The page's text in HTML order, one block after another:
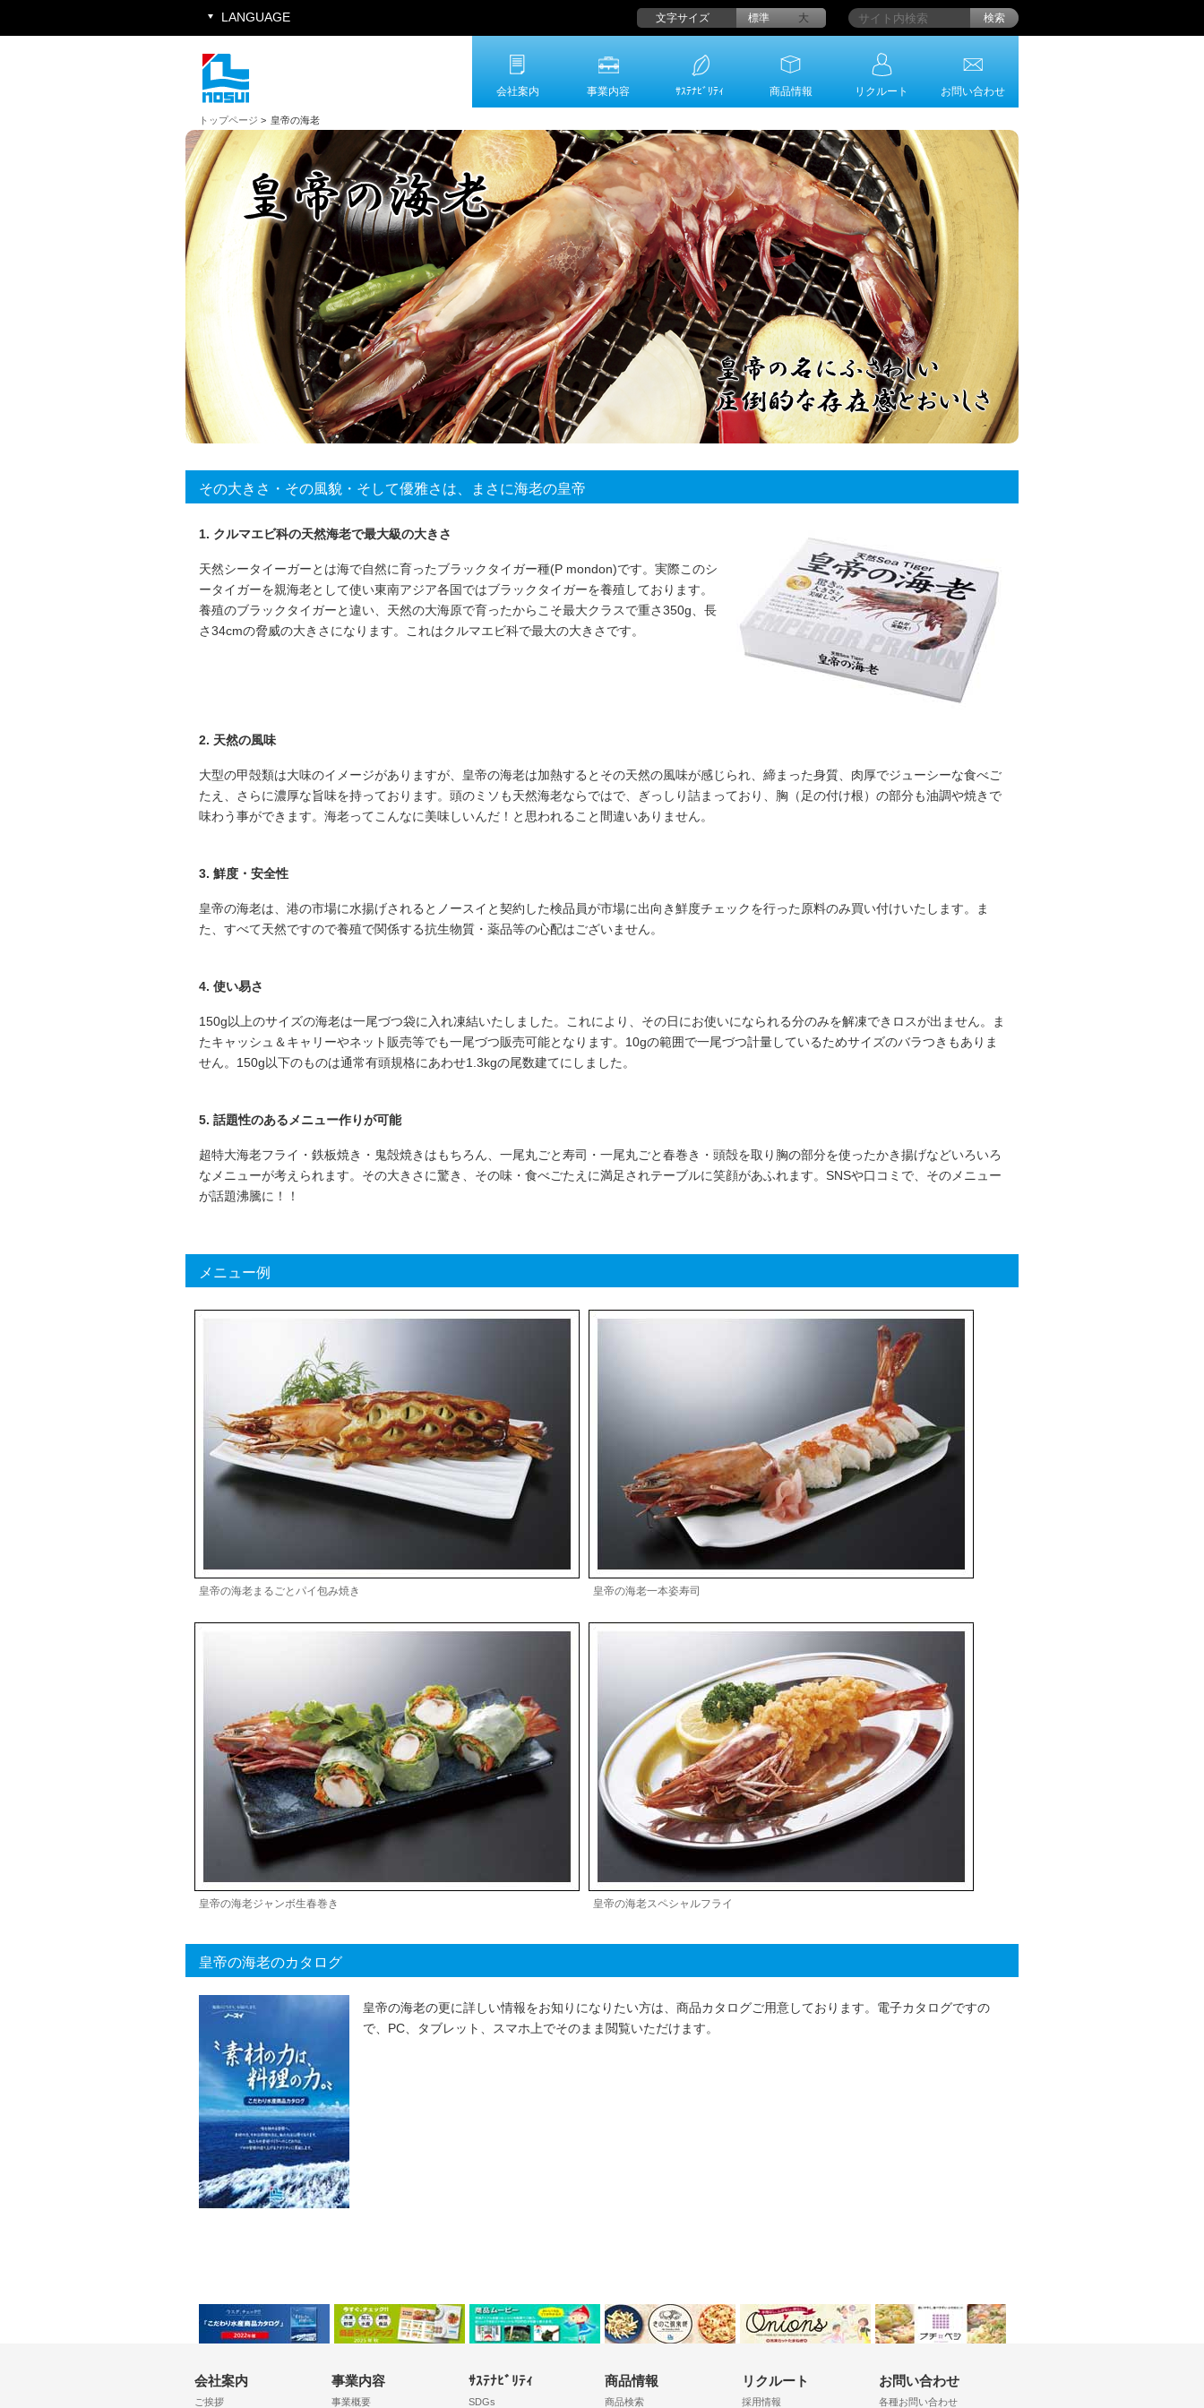
会社案内 事業内容 ｻｽﾃﾅﾋﾞﾘﾃｨ 商品情報 リクルート お問い合わせ
トップページ > 皇帝の海老
その大きさ・その風貌・そして優雅さは、まさに海老の皇帝
1. クルマエビ科の天然海老で最大級の大きさ
天然シータイーガーとは海で自然に育ったブラックタイガー種(P mondon)です。実際このシ
ータイガーを親海老として使い東南アジア各国ではブラックタイガーを養殖しております。
養殖のブラックタイガーと違い、天然の大海原で育ったからこそ最大クラスで重さ350g、長
さ34cmの脅威の大きさになります。これはクルマエビ科で最大の大きさです。
2. 天然の風味
大型の甲殻類は大味のイメージがありますが、皇帝の海老は加熱するとその天然の風味が感じられ、締まった身質、肉厚でジューシーな食べご
たえ、さらに濃厚な旨味を持っております。頭のミソも天然海老ならではで、ぎっしり詰まっており、胸（足の付け根）の部分も油調や焼きで
味わう事ができます。海老ってこんなに美味しいんだ！と思われること間違いありません。
3. 鮮度・安全性
皇帝の海老は、港の市場に水揚げされるとノースイと契約した検品員が市場に出向き鮮度チェックを行った原料のみ買い付けいたします。ま
た、すべて天然ですので養殖で関係する抗生物質・薬品等の心配はございません。
4. 使い易さ
150g以上のサイズの海老は一尾づつ袋に入れ凍結いたしました。これにより、その日にお使いになられる分のみを解凍できロスが出ません。ま
たキャッシュ＆キャリーやネット販売等でも一尾づつ販売可能となります。10gの範囲で一尾づつ計量しているためサイズのバラつきもありま
せん。150g以下のものは通常有頭規格にあわせ1.3kgの尾数建てにしました。
5. 話題性のあるメニュー作りが可能
超特大海老フライ・鉄板焼き・鬼殻焼きはもちろん、一尾丸ごと寿司・一尾丸ごと春巻き・頭殻を取り胸の部分を使ったかき揚げなどいろいろ
なメニューが考えられます。その大きさに驚き、その味・食べごたえに満足されテーブルに笑顔があふれます。SNSや口コミで、そのメニュー
が話題沸騰に！！
メニュー例
皇帝の海老まるごとパイ包み焼き 皇帝の海老一本姿寿司
皇帝の海老ジャンボ生春巻き 皇帝の海老スペシャルフライ
皇帝の海老のカタログ
皇帝の海老の更に詳しい情報をお知りになりたい方は、商品カタログご用意しております。電子カタログですの
で、PC、タブレット、スマホ上でそのまま閲覧いただけます。
検索
文字サイズ 大
標準
LANGUAGE
会社案内
ご挨拶
事業内容
事業概要
ｻｽﾃﾅﾋﾞﾘﾃｨ
SDGs
商品情報
商品検索
リクルート
採用情報
お問い合わせ
各種お問い合わせ